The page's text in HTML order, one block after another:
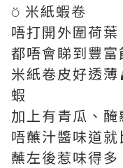
⍥ 米紙蝦卷
唔打開外圍荷葉
都唔會睇到豐
米紙卷皮好透
蝦
加上有青瓜、
唔蘸汁醬味道
蘸左後惹味得